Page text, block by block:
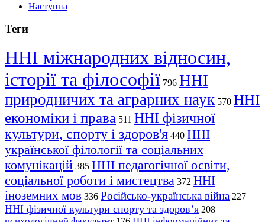
Наступна
Теги
ННІ міжнародних відносин,
історії та філософії 796 ННІ
природничих та аграрних наук 570 ННІ
економіки і права 511 ННІ фізичної
культури, спорту і здоров'я 440 ННІ
української філології та соціальних
комунікацій 385 ННІ педагогічної освіти,
соціальної роботи і мистецтва 372 ННІ
іноземних мов 336 Російсько-українська війна 227
ННІ фізичної культури спорту та здоров’я 208